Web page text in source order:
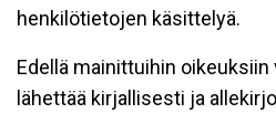
henkilötietojen käsittelyä.
Edellä mainittuihin
lähettää kirjallisesti ja